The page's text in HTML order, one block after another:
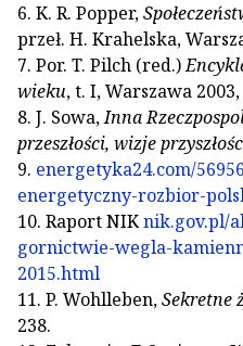
6. K. R. Popper,
przeł. H. Krahelska,
7. Por. T. Pilch (red.)
wieku, t. I, Warszawa 2003,
8. J. Sowa,Inna
przeszłości, wizje
9. energetyka24.com/
energetyczny-rozbior-
10. Raport NIKnik.gov.pl/
gornictwie-wegla-
2015.html
11. P. Wohlleben,Sekretne
238.